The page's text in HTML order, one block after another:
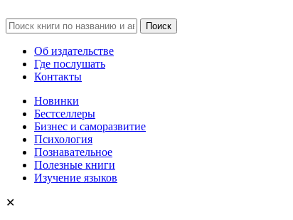
Об издательстве
Где послушать
Контакты
Новинки
Бестселлеры
Бизнес и саморазвитие
Психология
Познавательное
Полезные книги
Изучение языков
✕